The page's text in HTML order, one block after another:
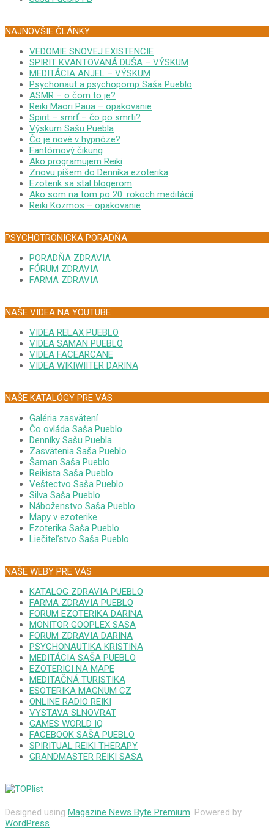
NAJNOVŠIE ČLÁNKY
VEDOMIE SNOVEJ EXISTENCIE
SPIRIT KVANTOVANÁ DUŠA – VÝSKUM
MEDITÁCIA ANJEL – VÝSKUM
Psychonaut a psychopomp Saša Pueblo
ASMR – o čom to je?
Reiki Maori Paua – opakovanie
Spirit – smrť – čo po smrti?
Výskum Sašu Puebla
Čo je nové v hypnóze?
Fantómový čikung
Ako programujem Reiki
Znovu píšem do Denníka ezoterika
Ezoterik sa stal blogerom
Ako som na tom po 20. rokoch meditácií
Reiki Kozmos – opakovanie
PSYCHOTRONICKÁ PORADŇA
PORADŇA ZDRAVIA
FÓRUM ZDRAVIA
FARMA ZDRAVIA
NAŠE VIDEA NA YOUTUBE
VIDEA RELAX PUEBLO
VIDEA SAMAN PUEBLO
VIDEA FACEARCANE
VIDEA WIKIWIITER DARINA
NAŠE KATALÓGY PRE VÁS
Galéria zasvätení
Čo ovláda Saša Pueblo
Denníky Sašu Puebla
Zasvätenia Saša Pueblo
Šaman Saša Pueblo
Reikista Saša Pueblo
Veštectvo Saša Pueblo
Silva Saša Pueblo
Náboženstvo Saša Pueblo
Mapy v ezoterike
Ezoterika Saša Pueblo
Liečiteľstvo Saša Pueblo
NAŠE WEBY PRE VÁS
KATALOG ZDRAVIA PUEBLO
FARMA ZDRAVIA PUEBLO
FORUM EZOTERIKA DARINA
MONITOR GOOPLEX SASA
FORUM ZDRAVIA DARINA
PSYCHONAUTIKA KRISTINA
MEDITÁCIA SAŠA PUEBLO
EZOTERICI NA MAPE
MEDITAČNÁ TURISTIKA
ESOTERIKA MAGNUM CZ
ONLINE RADIO REIKI
VYSTAVA SLNOVRAT
GAMES WORLD IQ
FACEBOOK SAŠA PUEBLO
SPIRITUAL REIKI THERAPY
GRANDMASTER REIKI SASA
Designed using Magazine News Byte Premium. Powered by
WordPress.